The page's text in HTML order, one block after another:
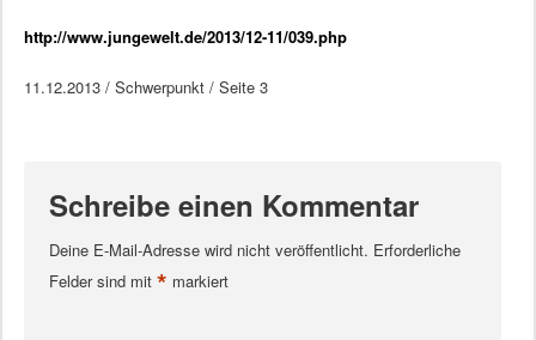
http://www.jungewelt.de/2013/12-11/039.php
11.12.2013 / Schwerpunkt / Seite 3
Schreibe einen Kommentar
Deine E-Mail-Adresse wird nicht veröffentlicht. Erforderliche
Felder sind mit * markiert